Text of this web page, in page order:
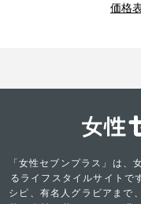
価格
「女性セブンプラス」は、
るライフスタイルサイトで
シピ、有名人グラビアまで